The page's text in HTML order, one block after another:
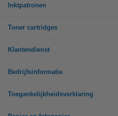
Inktpatronen
Toner cartridges
Klantendienst
Bedrijfsinformatie
Toegankelijkheidsverklaring